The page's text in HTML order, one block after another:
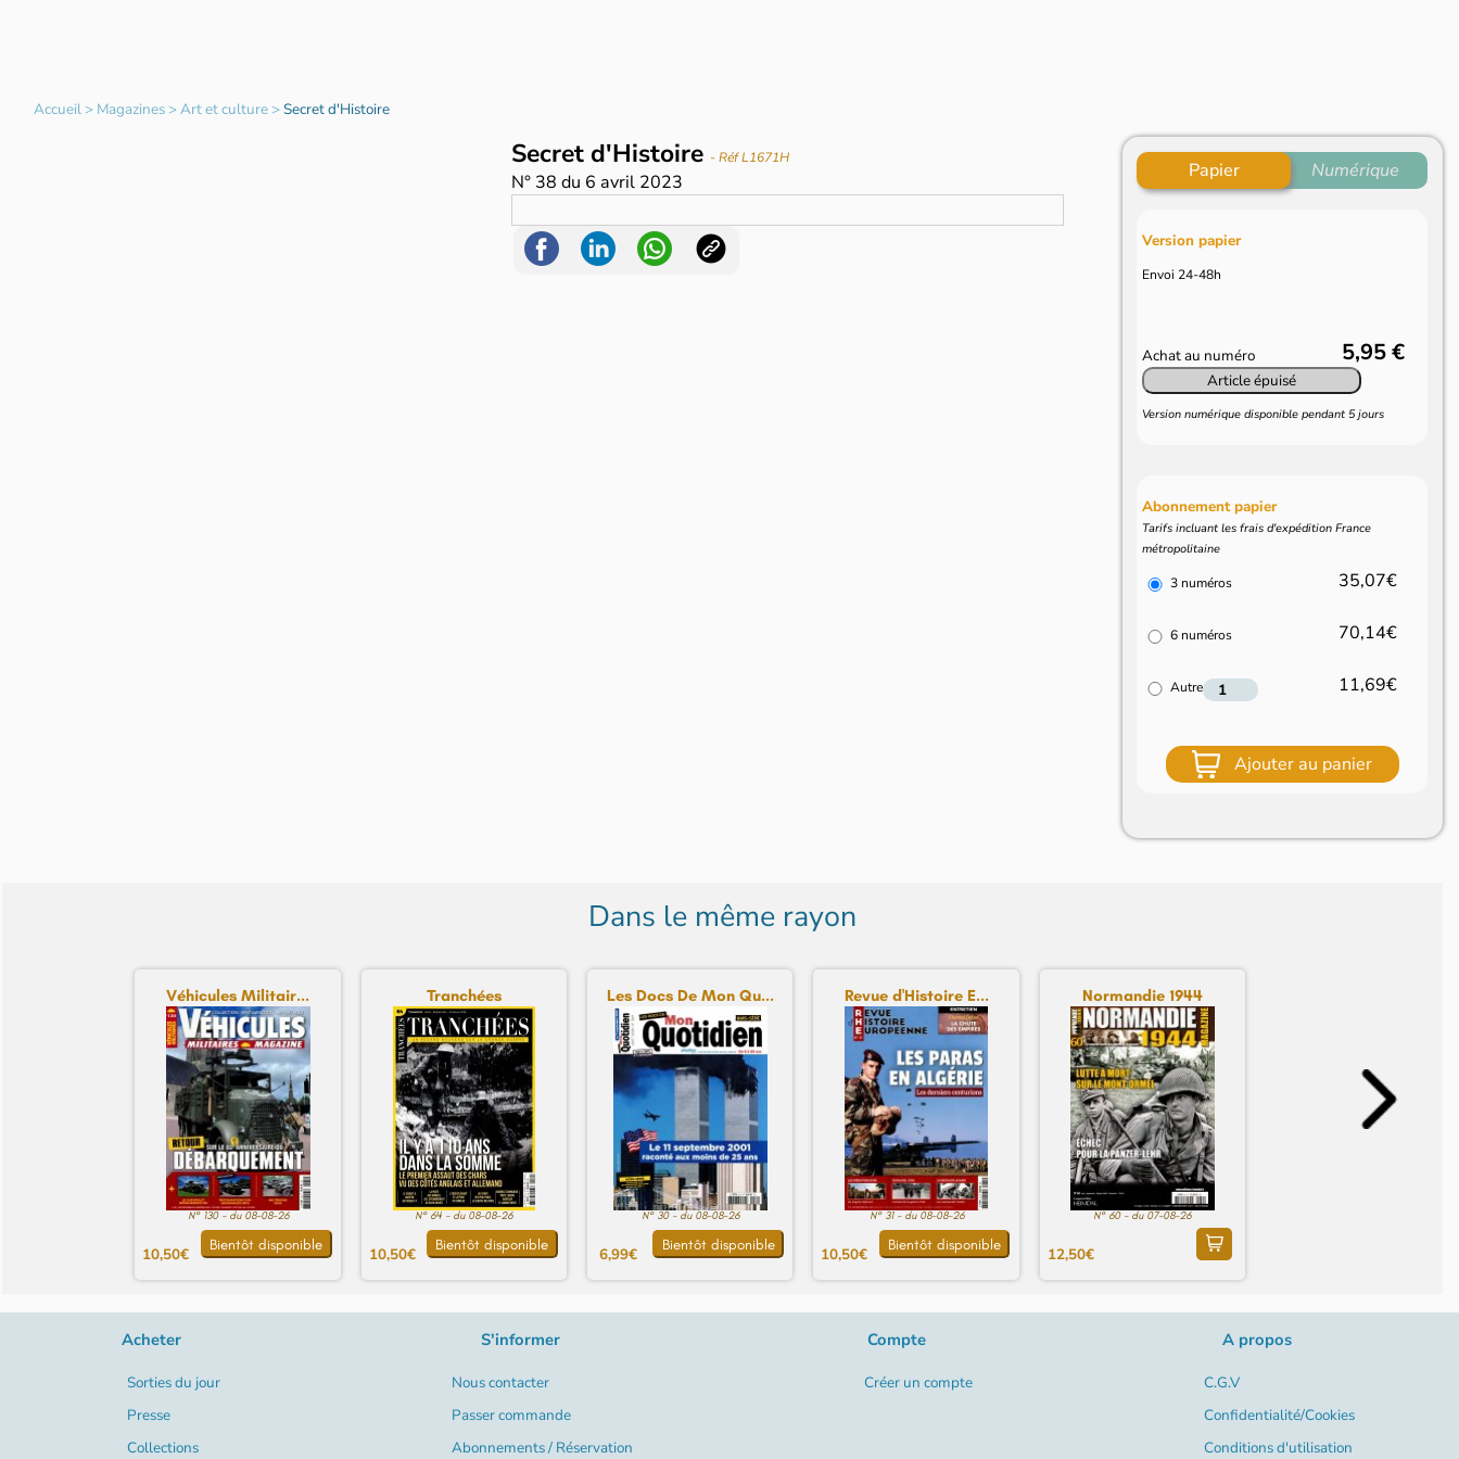
Accueil> Magazines>Art et culture>Secret d'Histoire
Secret d'Histoire - Réf L1671H
N° 38 du 6 avril 2023
Papier Numérique
Version papier
Envoi 24-48h
Achat au numéro 5,95 €
Article épuisé
Version numérique disponible pendant 5 jours
Abonnement papier
Tarifs incluant les frais d'expédition France
métropolitaine
3 numéros 35,07€
6 numéros 70,14€
Autre 11,69€
Ajouter au panier
Dans le même rayon
Véhicules Militair...
N° 130 - du 08-08-26
10,50€
Bientôt disponible
Tranchées
N° 64 - du 08-08-26
10,50€
Bientôt disponible
Les Docs De Mon Qu...
N° 30 - du 08-08-26
6,99€
Bientôt disponible
Revue d'Histoire E...
N° 31 - du 08-08-26
10,50€
Bientôt disponible
Normandie 1944
N° 60 - du 07-08-26
12,50€
Acheter
Sorties du jour
Presse
Collections
S'informer
Nous contacter
Passer commande
Abonnements / Réservation
Compte
Créer un compte
A propos
C.G.V
Confidentialité/Cookies
Conditions d'utilisation